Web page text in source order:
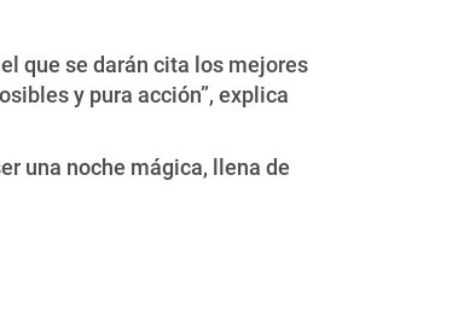
que se darán cita los mejores
y pura acción”, explica
una noche mágica, llena de